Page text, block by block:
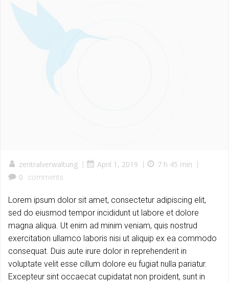
zentralverwaltung | April 1, 2019 | 7 h 45 min |
0
comments
Lorem ipsum dolor sit amet, consectetur adipiscing elit,
sed do eiusmod tempor incididunt ut labore et dolore
magna aliqua. Ut enim ad minim veniam, quis nostrud
exercitation ullamco laboris nisi ut aliquip ex ea commodo
consequat. Duis aute irure dolor in reprehenderit in
voluptate velit esse cillum dolore eu fugiat nulla pariatur.
Excepteur sint occaecat cupidatat non proident, sunt in